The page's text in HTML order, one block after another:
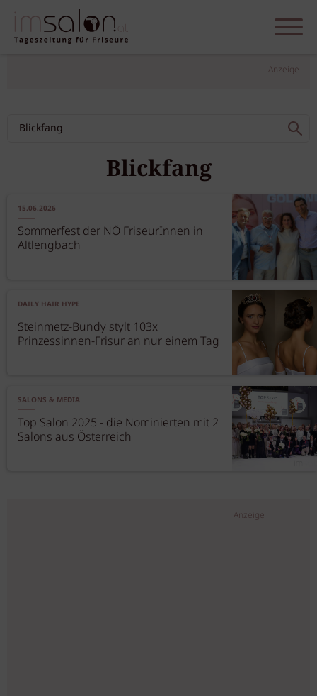
Anzeige
Blickfang
15.06.2026
Sommerfest der NÖ FriseurInnen in
Altlengbach
DAILY HAIR HYPE
Steinmetz-Bundy stylt 103x
Prinzessinnen-Frisur an nur einem Tag
SALONS & MEDIA
Top Salon 2025 - die Nominierten mit 2
Salons aus Österreich
Anzeige